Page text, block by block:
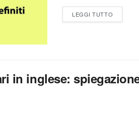
LEGGI TUTTO
in inglese: